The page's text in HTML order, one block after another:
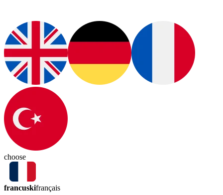
choose
francuskifrançais